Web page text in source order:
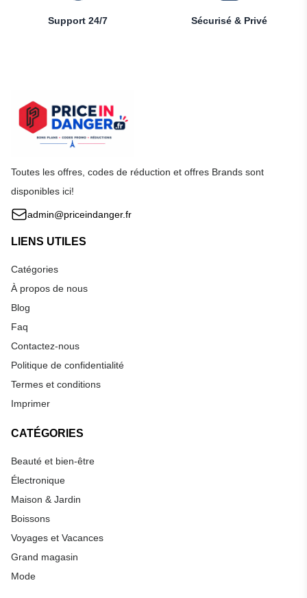
Support 24/7 Sécurisé & Privé
Toutes les offres, codes de réduction et offres Brands sont
disponibles ici!
admin@priceindanger.fr
LIENS UTILES
Catégories
À propos de nous
Blog
Faq
Contactez-nous
Politique de confidentialité
Termes et conditions
Imprimer
CATÉGORIES
Beauté et bien-être
Électronique
Maison & Jardin
Boissons
Voyages et Vacances
Grand magasin
Mode